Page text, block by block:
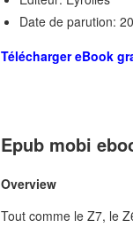
Date de parution:
Télécharger eBook
Epub mobi
Overview
Tout comme le Z7, le